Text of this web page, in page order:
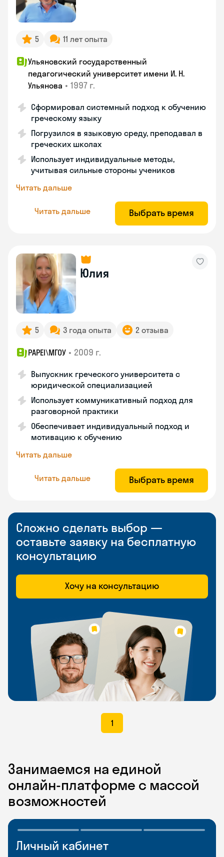
5 11 лет опыта
Ульяновский государственный
педагогический университет имени И. Н.
Ульянова • 1997 г.
Сформировал системный подход к обучению
греческому языку
Погрузился в языковую среду, преподавал в
греческих школах
Использует индивидуальные методы,
учитывая сильные стороны учеников
Читать дальше
Читать дальше Выбрать время
Юлия
5 3 года опыта 2 отзыва
PAPEI\MГОУ • 2009 г.
Выпускник греческого университета с
юридической специализацией
Использует коммуникативный подход для
разговорной практики
Обеспечивает индивидуальный подход и
мотивацию к обучению
Читать дальше
Читать дальше Выбрать время
Сложно сделать выбор —
оставьте заявку на бесплатную
консультацию
Хочу на консультацию
1
Занимаемся на единой
онлайн-платформе с массой
возможностей
Личный кабинет
Мобильное
Разговорные клубы